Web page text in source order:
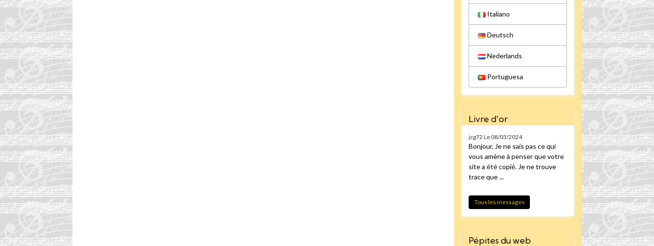
Italiano
Deutsch
Nederlands
Portuguesa
Livre d'or
jcg72 Le 08/03/2024
Bonjour, Je ne sais pas ce qui
vous amène à penser que votre
site a été copié. Je ne trouve
trace que ...
Tous les messages
Pépites du web